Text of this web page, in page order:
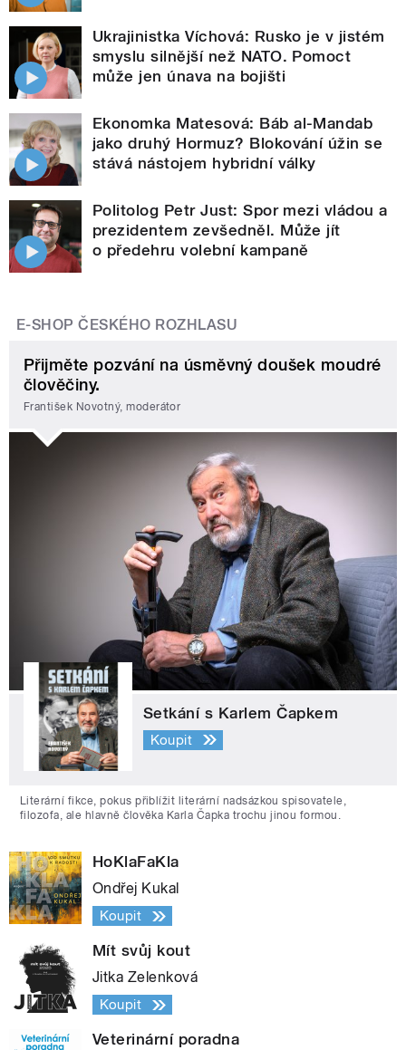
Ukrajinistka Víchová: Rusko je v jistém
smyslu silnější než NATO. Pomoct
může jen únava na bojišti
Ekonomka Matesová: Báb al-Mandab
jako druhý Hormuz? Blokování úžin se
stává nástojem hybridní války
Politolog Petr Just: Spor mezi vládou a
prezidentem zevšedněl. Může jít
o předehru volební kampaně
E-SHOP ČESKÉHO ROZHLASU
Přijměte pozvání na úsměvný doušek moudré
člověčiny.
František Novotný, moderátor
Setkání s Karlem Čapkem
Koupit
Literární fikce, pokus přiblížit literární nadsázkou spisovatele,
filozofa, ale hlavně člověka Karla Čapka trochu jinou formou.
HoKlaFaKla
Ondřej Kukal
Koupit
Mít svůj kout
Jitka Zelenková
Koupit
Veterinární poradna